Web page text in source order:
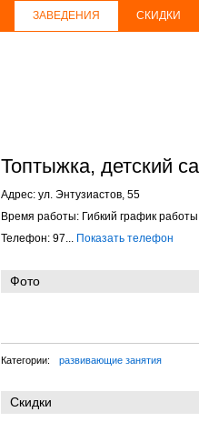
ЗАВЕДЕНИЯ СКИДКИ
Топтыжка, детский
Адрес: ул. Энтузиастов, 55
Время работы: Гибкий график работы
Телефон: 97... Показать телефон
Фото
Категории: развивающие занятия
Скидки